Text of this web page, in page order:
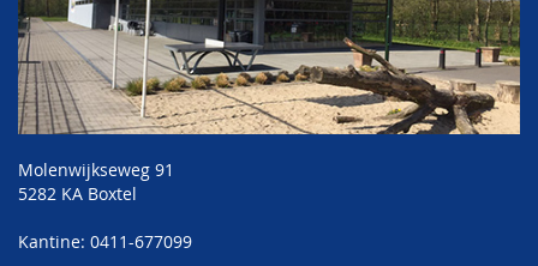
Molenwijkseweg 91
5282 KA Boxtel
Kantine: 0411-677099